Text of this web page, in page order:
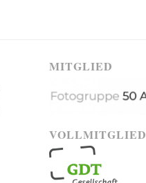
MITGLIED
VOLLMITGLIED